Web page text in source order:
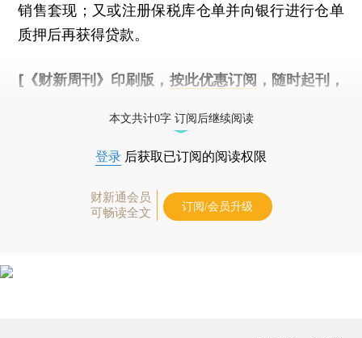
销售套现；又或注册保税库仓单并向银行进行仓单
质押后再获得贷款。
[《财新周刊》印刷版， 按此优惠订阅 ，随时起刊，
本文共计0字 订阅后继续阅读
登录 后获取已订阅的阅读权限
财新通会员
可畅读全文
订阅/会员升级